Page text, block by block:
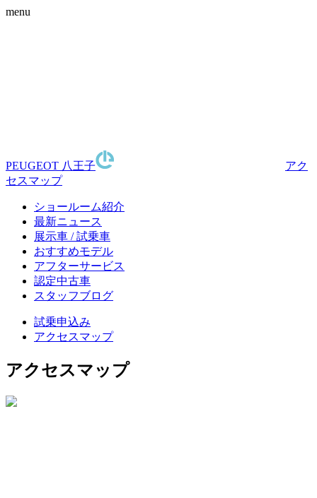
menu
PEUGEOT 八王子
アク
セスマップ
ショールーム紹介
最新ニュース
展示車 / 試乗車
おすすめモデル
アフターサービス
認定中古車
スタッフブログ
試乗申込み
アクセスマップ
アクセスマップ